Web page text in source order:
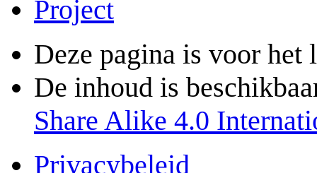
Project
Deze pagina is voor het
De inhoud is
Share Alike 4.0
Privacybeleid